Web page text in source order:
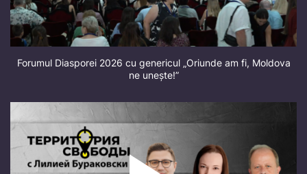
Forumul Diasporei 2026 cu genericul „Oriunde am fi, Moldova
ne unește!”